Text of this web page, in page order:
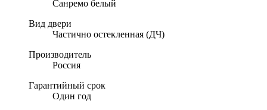
Санремо белый
Вид двери
Частично остекленная (ДЧ)
Производитель
Россия
Гарантийный срок
Один год